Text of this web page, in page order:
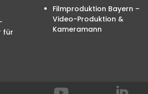
für
Filmproduktion Bayern –
Video-Produktion &
Kameramann